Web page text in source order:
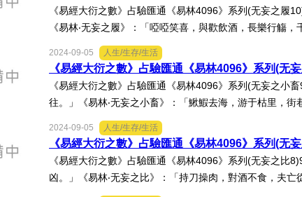
《易經大衍之數》占驗匯通《易林4096》系列(无妄之履
《易林‧无妄之履》：「啞啞笑喜，與歡飲酒，長樂行觴
2024-09-05 人生/生存/生活
《易經大衍之數》占驗匯通《易林4096》系列(无
《易經大衍之數》占驗匯通《易林4096》系列(无妄之小
往。」《易林‧无妄之小畜》：「鰍鰕去海，游于枯里，街
2024-09-05 人生/生存/生活
《易經大衍之數》占驗匯通《易林4096》系列(无
《易經大衍之數》占驗匯通《易林4096》系列(无妄之比
凶。」《易林‧无妄之比》：「持刀操肉，對酒不食，夫亡